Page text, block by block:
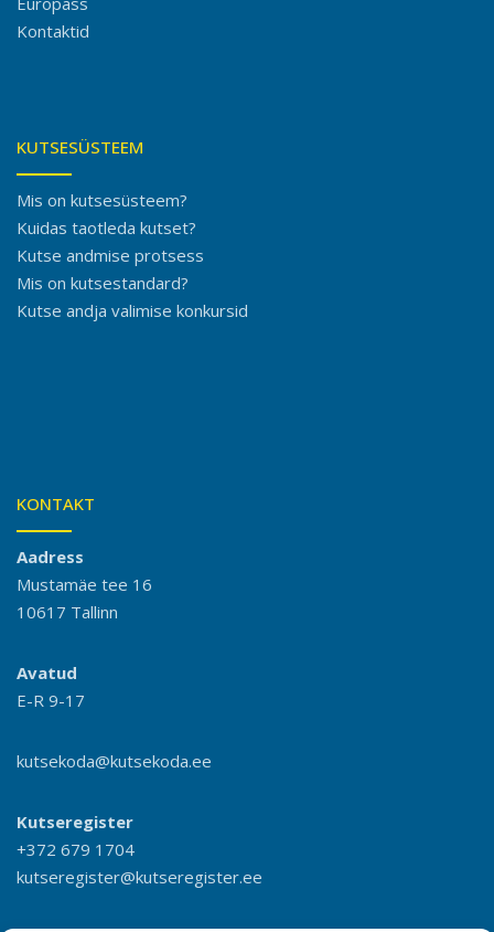
Kontaktid
KUTSESÜSTEEM
Mis on kutsesüsteem?
Kuidas taotleda kutset?
Kutse andmise protsess
Mis on kutsestandard?
Kutse andja valimise konkursid
KONTAKT
Aadress
Mustamäe tee 16
10617 Tallinn
Avatud
E-R 9-17
kutsekoda@kutsekoda.ee
Kutseregister
+372 679 1704
kutseregister@kutseregister.ee